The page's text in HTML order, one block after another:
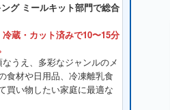
ング ミールキット部門で総合
冷蔵・カット済みで10〜15分
うえ、多彩なジャンルのメ
食材や日用品、冷凍離乳食
買い物したい家庭に最適な